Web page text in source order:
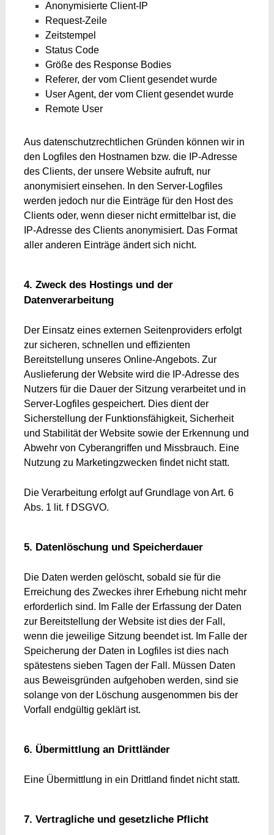
Anonymisierte Client-IP
Request-Zeile
Zeitstempel
Status Code
Größe des Response Bodies
Referer, der vom Client gesendet wurde
User Agent, der vom Client gesendet wurde
Remote User
Aus datenschutzrechtlichen Gründen können wir in
den Logfiles den Hostnamen bzw. die IP-Adresse
des Clients, der unsere Website aufruft, nur
anonymisiert einsehen. In den Server-Logfiles
werden jedoch nur die Einträge für den Host des
Clients oder, wenn dieser nicht ermittelbar ist, die
IP-Adresse des Clients anonymisiert. Das Format
aller anderen Einträge ändert sich nicht.
4. Zweck des Hostings und der
Datenverarbeitung
Der Einsatz eines externen Seitenproviders erfolgt
zur sicheren, schnellen und effizienten
Bereitstellung unseres Online-Angebots. Zur
Auslieferung der Website wird die IP-Adresse des
Nutzers für die Dauer der Sitzung verarbeitet und in
Server-Logfiles gespeichert. Dies dient der
Sicherstellung der Funktionsfähigkeit, Sicherheit
und Stabilität der Website sowie der Erkennung und
Abwehr von Cyberangriffen und Missbrauch. Eine
Nutzung zu Marketingzwecken findet nicht statt.
Die Verarbeitung erfolgt auf Grundlage von Art. 6
Abs. 1 lit. f DSGVO.
5. Datenlöschung und Speicherdauer
Die Daten werden gelöscht, sobald sie für die
Erreichung des Zweckes ihrer Erhebung nicht mehr
erforderlich sind. Im Falle der Erfassung der Daten
zur Bereitstellung der Website ist dies der Fall,
wenn die jeweilige Sitzung beendet ist. Im Falle der
Speicherung der Daten in Logfiles ist dies nach
spätestens sieben Tagen der Fall. Müssen Daten
aus Beweisgründen aufgehoben werden, sind sie
solange von der Löschung ausgenommen bis der
Vorfall endgültig geklärt ist.
6. Übermittlung an Drittländer
Eine Übermittlung in ein Drittland findet nicht statt.
7. Vertragliche und gesetzliche Pflicht